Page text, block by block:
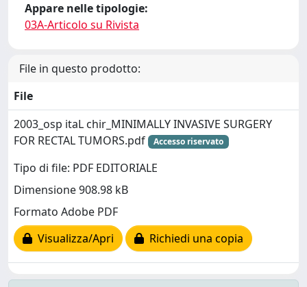
Appare nelle tipologie:
03A-Articolo su Rivista
File in questo prodotto:
File
2003_osp itaL chir_MINIMALLY INVASIVE SURGERY
FOR RECTAL TUMORS.pdf
Accesso riservato
Tipo di file: PDF EDITORIALE
Dimensione 908.98 kB
Formato Adobe PDF
Visualizza/Apri
Richiedi una copia